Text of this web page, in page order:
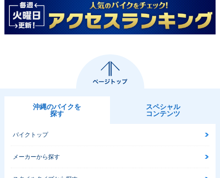
沖縄のバイクを
探す
スペシャル
コンテンツ
バイクトップ
メーカーから探す